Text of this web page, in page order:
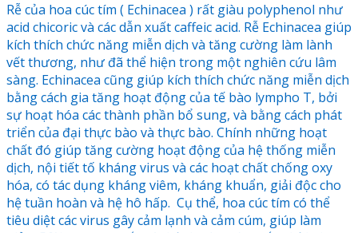
Rễ của hoa cúc tím ( Echinacea ) rất giàu polyphenol như
acid chicoric và các dẫn xuất caffeic acid. Rễ Echinacea giúp
kích thích chức năng miễn dịch và tăng cường làm lành
vết thương, như đã thể hiện trong một nghiên cứu lâm
sàng. Echinacea cũng giúp kích thích chức năng miễn dịch
bằng cách gia tăng hoạt động của tế bào lympho T, bởi
sự hoạt hóa các thành phần bổ sung, và bằng cách phát
triển của đại thực bào và thực bào. Chính những hoạt
chất đó giúp tăng cường hoạt động của hệ thống miễn
dịch, nội tiết tố kháng virus và các hoạt chất chống oxy
hóa, có tác dụng kháng viêm, kháng khuẩn, giải độc cho
hệ tuần hoàn và hệ hô hấp. Cụ thể, hoa cúc tím có thể
tiêu diệt các virus gây cảm lạnh và cảm cúm, giúp làm